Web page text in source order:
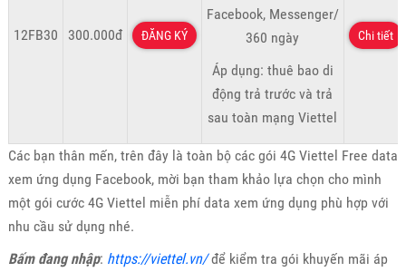
12FB30 300.000đ ĐĂNG KÝ
Facebook, Messenger/
360 ngày
Áp dụng: thuê bao di
động trả trước và trả
sau toàn mạng Viettel
Chi tiết
Các bạn thân mến, trên đây là toàn bộ các gói 4G Viettel Free data
xem ứng dụng Facebook, mời bạn tham khảo lựa chọn cho mình
một gói cước 4G Viettel miễn phí data xem ứng dụng phù hợp với
nhu cầu sử dụng nhé.
Bấm đang nhập: https://viettel.vn/để kiểm tra gói khuyến mãi áp